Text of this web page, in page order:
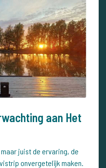
aan Het
juist de ervaring, de
onvergetelijk maken.